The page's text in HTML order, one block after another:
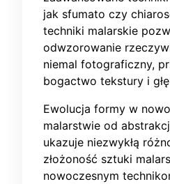
jak sfumato czy
techniki malarskie
odwzorowanie
niemal fotograficzny,
bogactwo tekstury i
Ewolucja formy w
malarstwie od
ukazuje niezwykłą
złożoność sztuki
nowoczesnym